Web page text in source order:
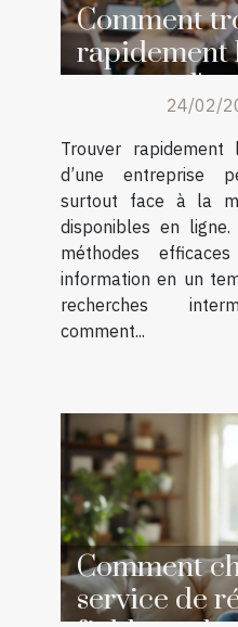
Comment
rapidement
contact
24/02/
Trouver
d’une entreprise
surtout face à la
disponibles en
méthodes
information en un
recherches
comment...
Comment
service de